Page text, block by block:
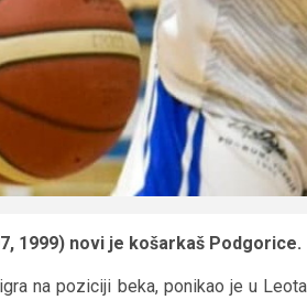
1999) novi je košarkaš Podgorice.
na poziciji beka, ponikao je u